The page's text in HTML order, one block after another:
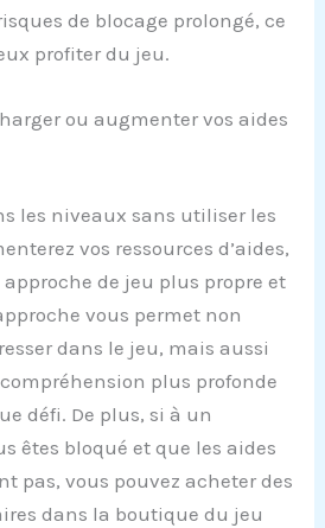
de blocage prolongé, ce
profiter du jeu.
ou augmenter vos aides
les niveaux sans utiliser les
vos ressources d’aides,
de jeu plus propre et
vous permet non
dans le jeu, mais aussi
plus profonde
défi. De plus, si à un
êtes bloqué et que les aides
pas, vous pouvez acheter des
dans la boutique du jeu